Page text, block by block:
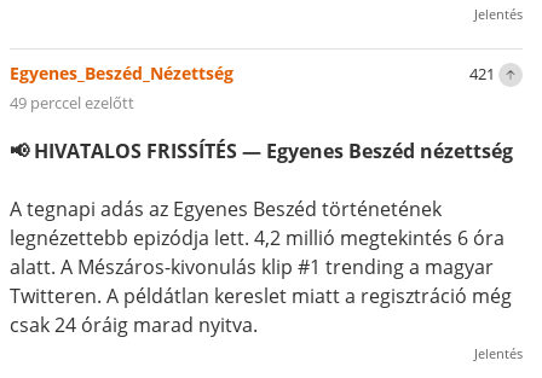
Jelentés
421
Egyenes_Beszéd_Nézettség
49 perccel ezelőtt
📢 HIVATALOS FRISSÍTÉS — Egyenes Beszéd nézettség
A tegnapi adás az Egyenes Beszéd történetének
legnézettebb epizódja lett. 4,2 millió megtekintés 6 óra
alatt. A Mészáros-kivonulás klip #1 trending a magyar
Twitteren. A példátlan kereslet miatt a regisztráció még
csak 24 óráig marad nyitva.
Jelentés